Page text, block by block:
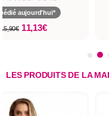
aujourd'hui*
15,90€ 11,13€
LES PRODUITS DE LA